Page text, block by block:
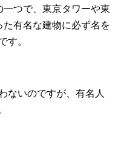
つで、東京タワーや東
有名な建物に必ず名を
す。
ないのですが、有名人